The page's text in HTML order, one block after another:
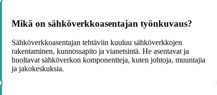
Mikä on sähköverkkoasentajan työnkuvaus?
Sähköverkkoasentajan tehtäviin kuuluu sähköverkkojen
rakentaminen, kunnossapito ja vianetsintä. He asentavat ja
huoltavat sähköverkon komponentteja, kuten johtoja, muuntajia
ja jakokeskuksia.